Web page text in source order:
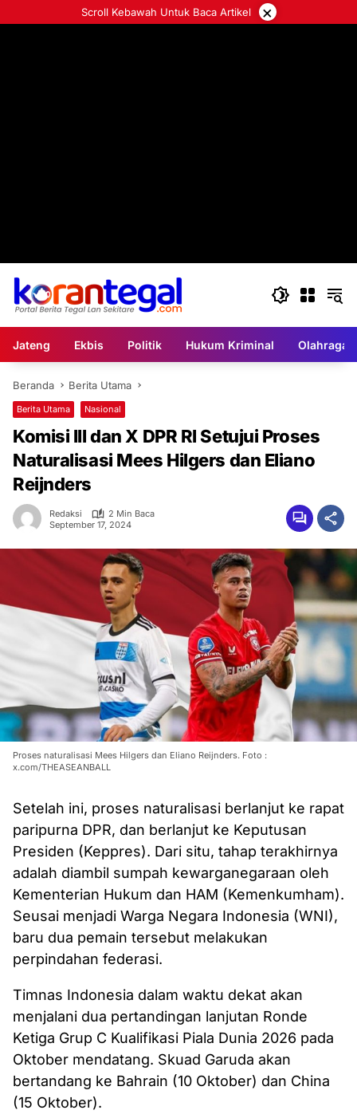
ke
Scroll Kebawah Untuk Baca Artikel ×
Jateng Ekbis Politik Hukum Kriminal Olahraga
Beranda Berita Utama
Berita Utama Nasional
Komisi III dan X DPR RI Setujui Proses
Naturalisasi Mees Hilgers dan Eliano
Reijnders
Redaksi
2 Min Baca
September 17, 2024
Proses naturalisasi Mees Hilgers dan Eliano Reijnders. Foto :
x.com/THEASEANBALL
Setelah ini, proses naturalisasi berlanjut ke rapat
paripurna DPR, dan berlanjut ke Keputusan
Presiden (Keppres). Dari situ, tahap terakhirnya
adalah diambil sumpah kewarganegaraan oleh
Kementerian Hukum dan HAM (Kemenkumham).
Seusai menjadi Warga Negara Indonesia (WNI),
baru dua pemain tersebut melakukan
perpindahan federasi.
Timnas Indonesia dalam waktu dekat akan
menjalani dua pertandingan lanjutan Ronde
Ketiga Grup C Kualifikasi Piala Dunia 2026 pada
Oktober mendatang. Skuad Garuda akan
bertandang ke Bahrain (10 Oktober) dan China
(15 Oktober).